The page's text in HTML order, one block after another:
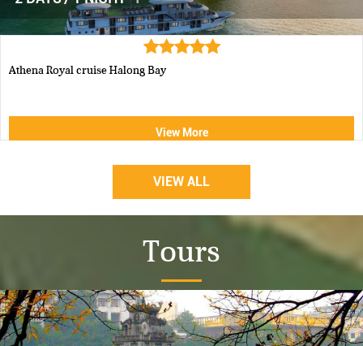
Luxury Halong Sen Day Cruise
View More
VIEW ALL
Tours